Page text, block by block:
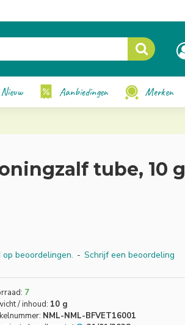
Nieuw Aanbiedingen Merken
tube, 10 g
op beoordelingen. - Schrijf een beoordeling
7
/ inhoud: 10 g
NML-NML-BFVET16001